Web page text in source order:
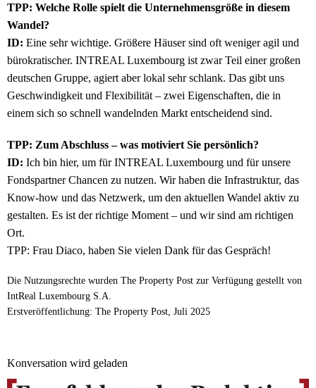
TPP: Welche Rolle spielt die Unternehmensgröße in diesem
Wandel?
ID: Eine sehr wichtige. Größere Häuser sind oft weniger agil und
bürokratischer. INTREAL Luxembourg ist zwar Teil einer großen
deutschen Gruppe, agiert aber lokal sehr schlank. Das gibt uns
Geschwindigkeit und Flexibilität – zwei Eigenschaften, die in
einem sich so schnell wandelnden Markt entscheidend sind.
TPP: Zum Abschluss – was motiviert Sie persönlich?
ID: Ich bin hier, um für INTREAL Luxembourg und für unsere
Fondspartner Chancen zu nutzen. Wir haben die Infrastruktur, das
Know-how und das Netzwerk, um den aktuellen Wandel aktiv zu
gestalten. Es ist der richtige Moment – und wir sind am richtigen
Ort.
TPP: Frau Diaco, haben Sie vielen Dank für das Gespräch!
Die Nutzungsrechte wurden The Property Post zur Verfügung gestellt von
IntReal Luxembourg S.A.
Erstveröffentlichung: The Property Post, Juli 2025
Konversation wird geladen